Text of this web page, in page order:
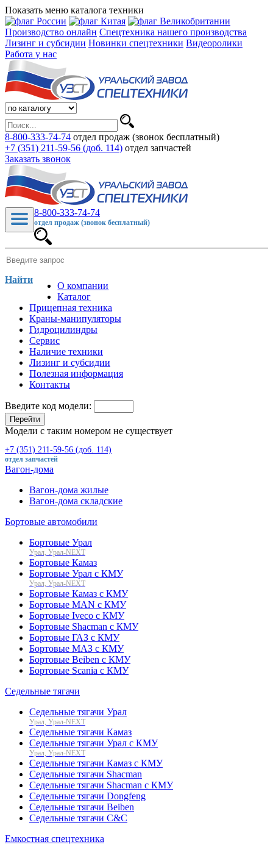
Показать меню каталога техники
Производство онлайн Спецтехника нашего производства
Лизинг и субсидии Новинки спецтехники Видеоролики
Работа у нас
8-800-333-74-74 отдел продаж (звонок бесплатный)
+7 (351) 211-59-56 (доб. 114) отдел запчастей
Заказать звонок
8-800-333-74-74
отдел продаж (звонок бесплатный)
Найти
О компании
Каталог
Прицепная техника
Краны-манипуляторы
Гидроцилиндры
Сервис
Наличие техники
Лизинг и субсидии
Полезная информация
Контакты
Введите код модели:
Перейти
Модели с таким номером не существует
+7 (351) 211-59-56 (доб. 114)
отдел запчастей
Вагон-дома
Вагон-дома жилые
Вагон-дома складские
Бортовые автомобили
Бортовые Урал
Урал, Урал-NEXT
Бортовые Камаз
Бортовые Урал с КМУ
Урал, Урал-NEXT
Бортовые Камаз с КМУ
Бортовые MAN с КМУ
Бортовые Iveco с КМУ
Бортовые Shacman с КМУ
Бортовые ГАЗ с КМУ
Бортовые МАЗ с КМУ
Бортовые Beiben с КМУ
Бортовые Scania с КМУ
Седельные тягачи
Седельные тягачи Урал
Урал, Урал-NEXT
Седельные тягачи Камаз
Седельные тягачи Урал с КМУ
Урал, Урал-NEXT
Седельные тягачи Камаз с КМУ
Седельные тягачи Shacman
Седельные тягачи Shacman с КМУ
Седельные тягачи Dongfeng
Седельные тягачи Beiben
Седельные тягачи C&C
Емкостная спецтехника